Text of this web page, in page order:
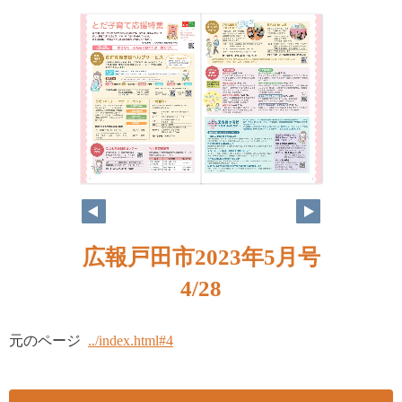
広報戸田市2023年5月号
4/28
元のページ ../index.html#4